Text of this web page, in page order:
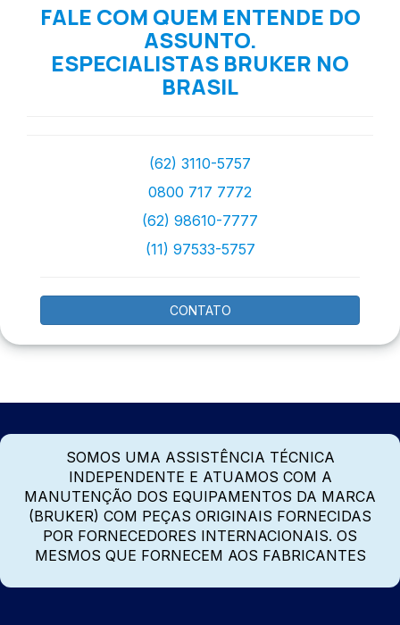
FALE COM QUEM ENTENDE DO
ASSUNTO.
ESPECIALISTAS BRUKER NO
BRASIL
(62) 3110-5757
0800 717 7772
(62) 98610-7777
(11) 97533-5757
CONTATO
SOMOS UMA ASSISTÊNCIA TÉCNICA
INDEPENDENTE E ATUAMOS COM A
MANUTENÇÃO DOS EQUIPAMENTOS DA MARCA
(BRUKER) COM PEÇAS ORIGINAIS FORNECIDAS
POR FORNECEDORES INTERNACIONAIS. OS
MESMOS QUE FORNECEM AOS FABRICANTES